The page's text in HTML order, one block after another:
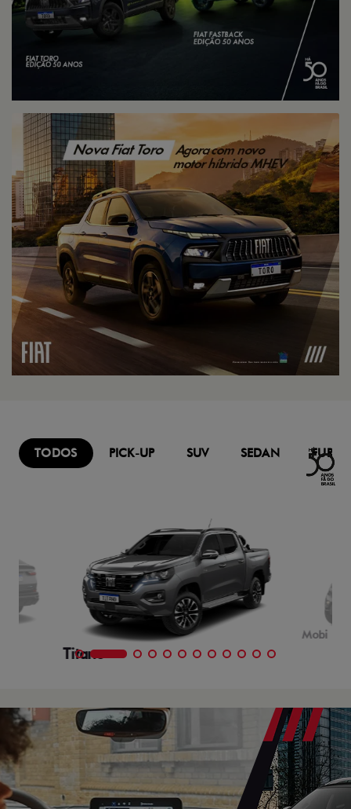
TODOS PICK-UP SUV SEDAN
Titano
Mobi